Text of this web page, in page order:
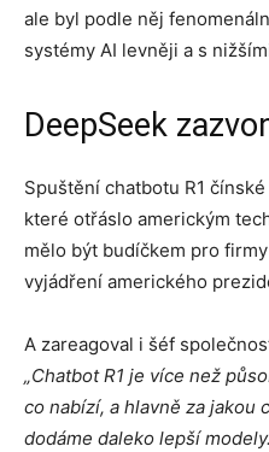
ale byl podle něj
systémy AI levněji a s
DeepSeek
Spuštění chatbotu R1
které otřáslo americkým
mělo být budíčkem pro
vyjádření amerického
A zareagoval i šéf
„Chatbot R1 je více než
co nabízí, a hlavně za jakou
dodáme daleko lepší